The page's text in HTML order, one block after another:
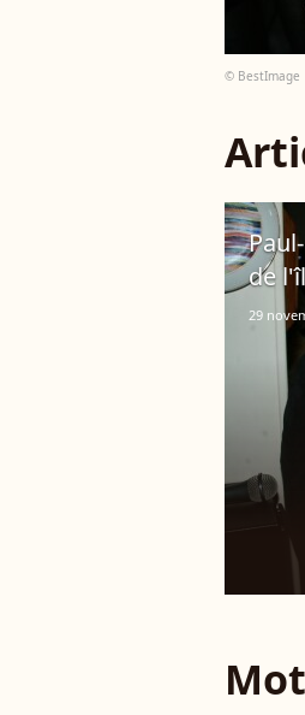
© BestImage
de
29